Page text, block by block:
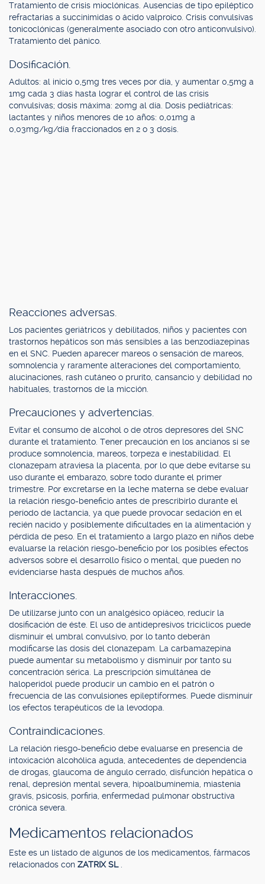
Tratamiento de crisis mioclónicas. Ausencias de tipo epiléptico
refractarias a succinimidas o ácido valproico. Crisis convulsivas
tonicoclónicas (generalmente asociado con otro anticonvulsivo).
Tratamiento del pánico.
Dosificación.
Adultos: al inicio 0,5mg tres veces por día, y aumentar 0,5mg a
1mg cada 3 días hasta lograr el control de las crisis
convulsivas; dosis máxima: 20mg al día. Dosis pediátricas:
lactantes y niños menores de 10 años: 0,01mg a
0,03mg/kg/día fraccionados en 2 o 3 dosis.
Reacciones adversas.
Los pacientes geriátricos y debilitados, niños y pacientes con
trastornos hepáticos son más sensibles a las benzodiazepinas
en el SNC. Pueden aparecer mareos o sensación de mareos,
somnolencia y raramente alteraciones del comportamiento,
alucinaciones, rash cutáneo o prurito, cansancio y debilidad no
habituales, trastornos de la micción.
Precauciones y advertencias.
Evitar el consumo de alcohol o de otros depresores del SNC
durante el tratamiento. Tener precaución en los ancianos si se
produce somnolencia, mareos, torpeza e inestabilidad. El
clonazepam atraviesa la placenta, por lo que debe evitarse su
uso durante el embarazo, sobre todo durante el primer
trimestre. Por excretarse en la leche materna se debe evaluar
la relación riesgo-beneficio antes de prescribirlo durante el
período de lactancia, ya que puede provocar sedación en el
recién nacido y posiblemente dificultades en la alimentación y
pérdida de peso. En el tratamiento a largo plazo en niños debe
evaluarse la relación riesgo-beneficio por los posibles efectos
adversos sobre el desarrollo físico o mental, que pueden no
evidenciarse hasta después de muchos años.
Interacciones.
De utilizarse junto con un analgésico opiáceo, reducir la
dosificación de éste. El uso de antidepresivos tricíclicos puede
disminuir el umbral convulsivo, por lo tanto deberán
modificarse las dosis del clonazepam. La carbamazepina
puede aumentar su metabolismo y disminuir por tanto su
concentración sérica. La prescripción simultánea de
haloperidol puede producir un cambio en el patrón o
frecuencia de las convulsiones epileptiformes. Puede disminuir
los efectos terapéuticos de la levodopa.
Contraindicaciones.
La relación riesgo-beneficio debe evaluarse en presencia de
intoxicación alcohólica aguda, antecedentes de dependencia
de drogas, glaucoma de ángulo cerrado, disfunción hepática o
renal, depresión mental severa, hipoalbuminemia, miastenia
gravis, psicosis, porfiria, enfermedad pulmonar obstructiva
crónica severa.
Medicamentos relacionados
Este es un listado de algunos de los medicamentos, fármacos
relacionados con ZATRIX SL